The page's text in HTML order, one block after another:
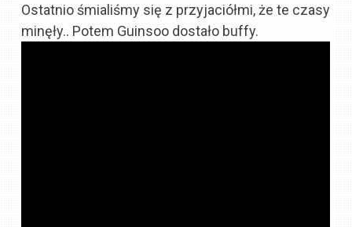
Ostatnio śmialiśmy się z przyjaciółmi, że te czasy
minęły.. Potem Guinsoo dostało buffy.